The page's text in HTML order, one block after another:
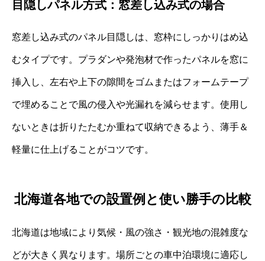
目隠しパネル方式：窓差し込み式の場合
窓差し込み式のパネル目隠しは、窓枠にしっかりはめ込
むタイプです。プラダンや発泡材で作ったパネルを窓に
挿入し、左右や上下の隙間をゴムまたはフォームテープ
で埋めることで風の侵入や光漏れを減らせます。使用し
ないときは折りたたむか重ねて収納できるよう、薄手＆
軽量に仕上げることがコツです。
北海道各地での設置例と使い勝手の比較
北海道は地域により気候・風の強さ・観光地の混雑度な
どが大きく異なります。場所ごとの車中泊環境に適応し